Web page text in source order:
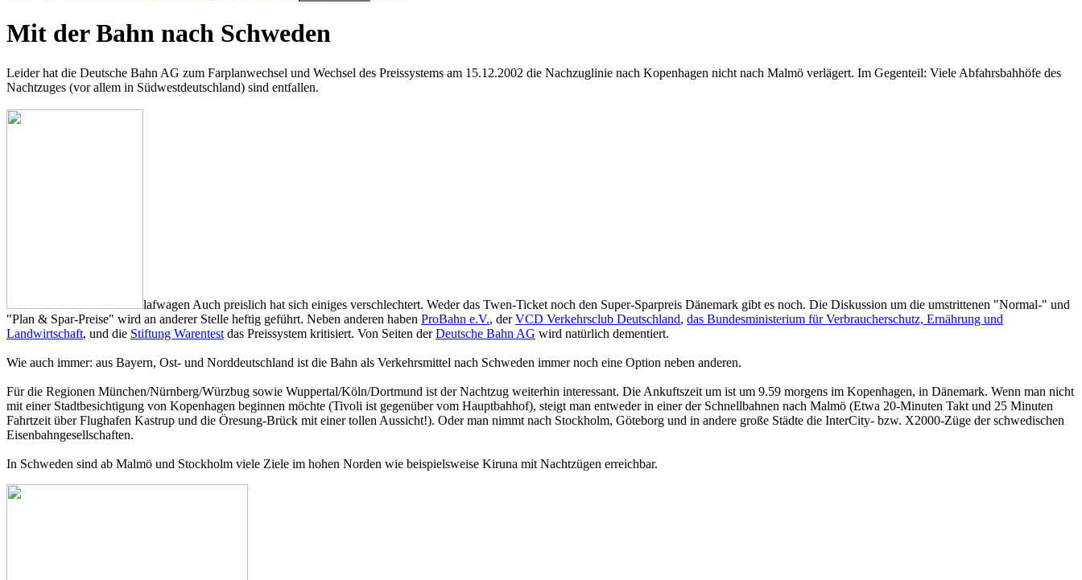
Mit der Bahn nach Schweden
Leider hat die Deutsche Bahn AG zum Farplanwechsel und Wechsel des Preissystems am 15.12.2002 die Nachzuglinie nach Kopenhagen nicht nach Malmö verlägert. Im Gegenteil: Viele Abfahrsbahhöfe des
Nachtzuges (vor allem in Südwestdeutschland) sind entfallen.
lafwagen Auch preislich hat sich einiges verschlechtert. Weder das Twen-Ticket noch den Super-Sparpreis Dänemark gibt es noch. Die Diskussion um die umstrittenen "Normal-" und
"Plan & Spar-Preise" wird an anderer Stelle heftig geführt. Neben anderen haben ProBahn e.V., derVCD Verkehrsclub Deutschland, das Bundesministerium für Verbraucherschutz, Ernährung und
Landwirtschaft, und die Stiftung Warentest das Preissystem kritisiert. Von Seiten derDeutsche Bahn AG wird natürlich dementiert.
Wie auch immer: aus Bayern, Ost- und Norddeutschland ist die Bahn als Verkehrsmittel nach Schweden immer noch eine Option neben anderen.
Für die Regionen München/Nürnberg/Würzbug sowie Wuppertal/Köln/Dortmund ist der Nachtzug weiterhin interessant. Die Ankuftszeit um ist um 9.59 morgens im Kopenhagen, in Dänemark. Wenn man nicht
mit einer Stadtbesichtigung von Kopenhagen beginnen möchte (Tivoli ist gegenüber vom Hauptbahhof), steigt man entweder in einer der Schnellbahnen nach Malmö (Etwa 20-Minuten Takt und 25 Minuten
Fahrtzeit über Flughafen Kastrup und die Öresung-Brück mit einer tollen Aussicht!). Oder man nimmt nach Stockholm, Göteborg und in andere große Städte die InterCity- bzw. X2000-Züge der schwedischen
Eisenbahngesellschaften.
In Schweden sind ab Malmö und Stockholm viele Ziele im hohen Norden wie beispielsweise Kiruna mit Nachtzügen erreichbar.